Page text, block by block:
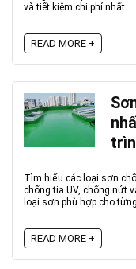
và tiết kiệm chi phí nhất ...
READ MORE +
Tìm hiểu các loại sơn
chống tia UV, chống nứt
loại sơn phù hợp cho
READ MORE +